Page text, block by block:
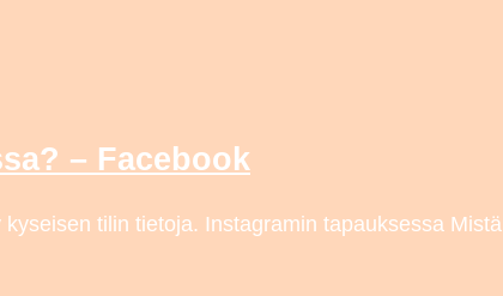
– Facebook
tilin tietoja. Instagramin tapauksessa Mistä